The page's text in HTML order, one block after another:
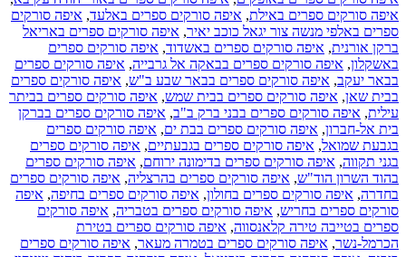
לסריקת
מסמכים
באתר
הלקוח
איפה סורקים ספרים באילת, איפה סורקים ספרים באלעד, איפה סורקים
ספרים באלפי מנשה צור יגאל כוכב יאיר, איפה סורקים ספרים באריאל
ברקן אורנית, איפה סורקים ספרים באשדוד, איפה סורקים ספרים
באשקלון, איפה סורקים ספרים בבאקה אל גרבייה, איפה סורקים ספרים
בבאר יעקב, איפה סורקים ספרים בבאר שבע ב"ש, איפה סורקים ספרים
בבית שאן, איפה סורקים ספרים בבית שמש, איפה סורקים ספרים בביתר
עילית, איפה סורקים ספרים בבני ברק ב"ב, איפה סורקים ספרים בברקן
בית אל-חברון, איפה סורקים ספרים בבת ים, איפה סורקים ספרים
בגבעת שמואל, איפה סורקים ספרים בגבעתיים, איפה סורקים ספרים
בגני תקווה, איפה סורקים ספרים בדימונה ירוחם, איפה סורקים ספרים
בהוד השרון הוד"ש, איפה סורקים ספרים בהרצליה, איפה סורקים ספרים
בחדרה, איפה סורקים ספרים בחולון, איפה סורקים ספרים בחיפה, איפה
סורקים ספרים בחריש, איפה סורקים ספרים בטבריה, איפה סורקים
ספרים בטייבה טירה קלאנסווה, איפה סורקים ספרים בטירת
הכרמל-נשר, איפה סורקים ספרים בטמרה מעאר, איפה סורקים ספרים